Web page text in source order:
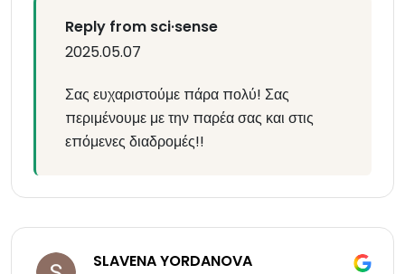
Reply from sci·sense
2025.05.07
Σας ευχαριστούμε πάρα πολύ! Σας
περιμένουμε με την παρέα σας και στις
επόμενες διαδρομές!!
SLAVENA YORDANOVA